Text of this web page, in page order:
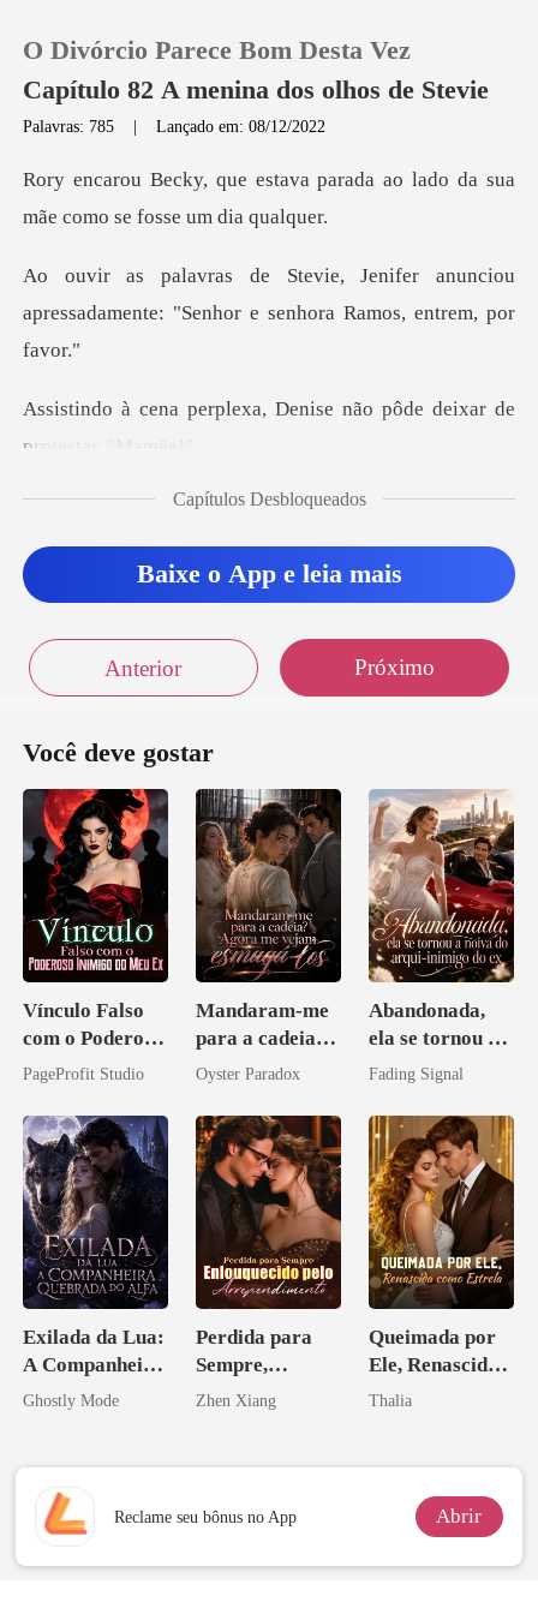
0
Histórico
O Divórcio Parece Bom Desta Vez
Capítulo 82 A menina dos olhos de Stevie
Palavras: 785 |Lançado em: 08/12/2022
a parada ao lado da sua
mãe c
fer anunciou
apressadamente: "Senhor
xa, Denise não pôde deix
lia Ramos estava ali pa
Capítulos Desbloqueados
Baixe o App e leia mais
Anterior Próximo
Você deve gostar
Vínculo Falso
com o Poderoso
Inimigo do Meu
PageProfit Studio
Mandaram-me
para a cadeia?
Agora me
los
Oyster Paradox
Abandonada,
ela se tornou a
noiva do arqui-
Fading Signal
Exilada da Lua:
A Companheira
Quebrada do
Ghostly Mode
Perdida para
Sempre,
Enlouquecido
o
Zhen Xiang
Queimada por
Ele, Renascida
como Estrela
Thalia
Reclame seu bônus no App Abrir